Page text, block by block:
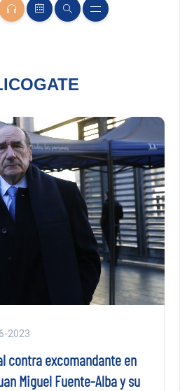
2023
contra excomandante en
Miguel Fuente-Alba y su